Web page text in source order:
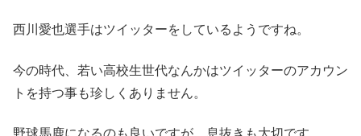
西川愛也選手はツイッターをしているようですね。
今の時代、若い高校生世代なんかはツイッターのアカウン
トを持つ事も珍しくありません。